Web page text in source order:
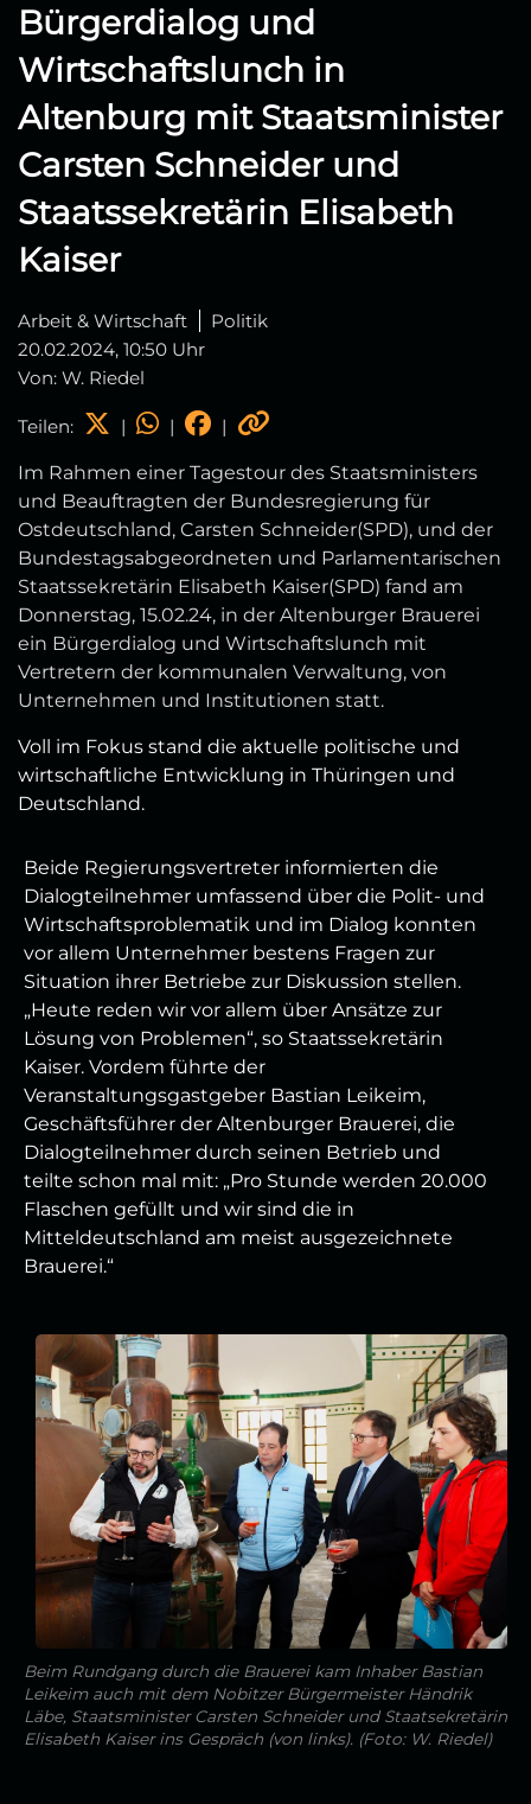
Bürgerdialog und
Wirtschaftslunch in
Altenburg mit Staatsminister
Carsten Schneider und
Staatssekretärin Elisabeth
Kaiser
Arbeit & Wirtschaft
Politik
20.02.2024, 10:50 Uhr
Von: W. Riedel
Teilen: | | |
Im Rahmen einer Tagestour des Staatsministers
und Beauftragten der Bundesregierung für
Ostdeutschland, Carsten Schneider(SPD), und der
Bundestagsabgeordneten und Parlamentarischen
Staatssekretärin Elisabeth Kaiser(SPD) fand am
Donnerstag, 15.02.24, in der Altenburger Brauerei
ein Bürgerdialog und Wirtschaftslunch mit
Vertretern der kommunalen Verwaltung, von
Unternehmen und Institutionen statt.
Voll im Fokus stand die aktuelle politische und
wirtschaftliche Entwicklung in Thüringen und
Deutschland.
Beide Regierungsvertreter informierten die
Dialogteilnehmer umfassend über die Polit- und
Wirtschaftsproblematik und im Dialog konnten
vor allem Unternehmer bestens Fragen zur
Situation ihrer Betriebe zur Diskussion stellen.
„Heute reden wir vor allem über Ansätze zur
Lösung von Problemen“, so Staatssekretärin
Kaiser. Vordem führte der
Veranstaltungsgastgeber Bastian Leikeim,
Geschäftsführer der Altenburger Brauerei, die
Dialogteilnehmer durch seinen Betrieb und
teilte schon mal mit: „Pro Stunde werden 20.000
Flaschen gefüllt und wir sind die in
Mitteldeutschland am meist ausgezeichnete
Brauerei.“
Beim Rundgang durch die Brauerei kam Inhaber Bastian
Leikeim auch mit dem Nobitzer Bürgermeister Händrik
Läbe, Staatsminister Carsten Schneider und Staatsekretärin
Elisabeth Kaiser ins Gespräch (von links). (Foto: W. Riedel)